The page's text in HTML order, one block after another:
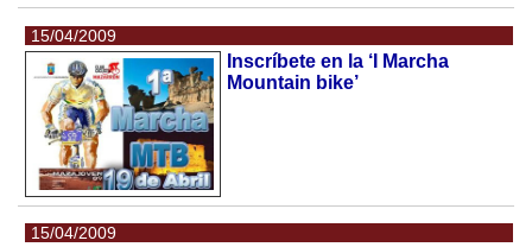
15/04/2009
Inscríbete en la ‘I Marcha
Mountain bike’
15/04/2009